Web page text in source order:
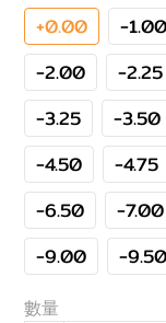
+0.00 -1.00
-2.00
-2.25
-3.25
-3.50
-4.50
-4.75
-6.50
-7.00
-9.00
-9.50
數量